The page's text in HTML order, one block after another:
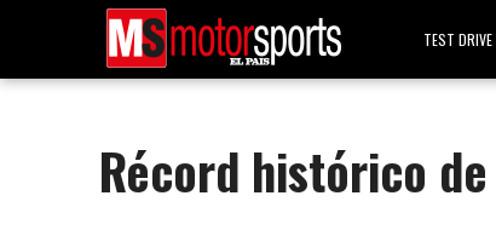
TEST DRIVE
Récord histórico